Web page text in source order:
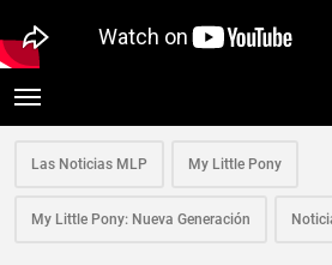
Las Noticias MLP My Little Pony
My Little Pony: Nueva Generación